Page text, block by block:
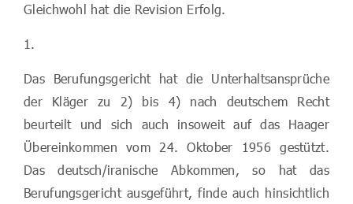
Gleichwohl hat die Revision Erfolg.
1.
Das Berufungsgericht hat die Unterhaltsansprüche
der Kläger zu 2) bis 4) nach deutschem Recht
beurteilt und sich auch insoweit auf das Haager
Übereinkommen vom 24. Oktober 1956 gestützt.
Das deutsch/iranische Abkommen, so hat das
Berufungsgericht ausgeführt, finde auch hinsichtlich